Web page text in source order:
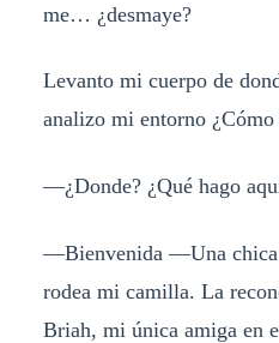
me… ¿desmaye?
Levanto mi cuerpo de
analizo mi entorno
—¿Donde? ¿Qué hago
—Bienvenida —Una chica
rodea mi camilla. La
Briah, mi única amiga en